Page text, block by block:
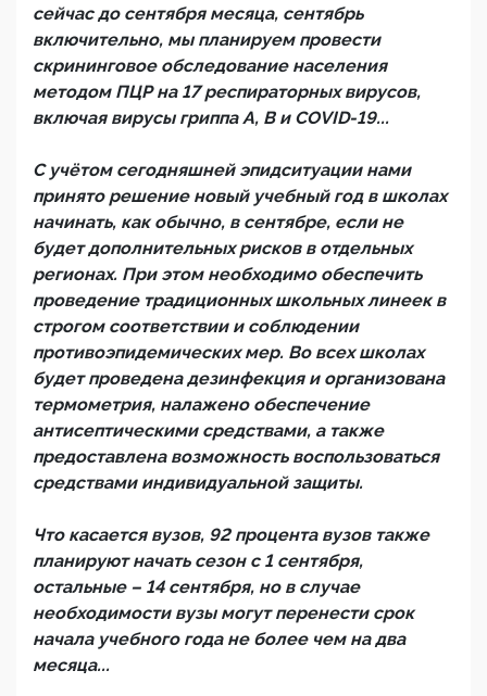
сейчас до сентября месяца, сентябрь
включительно, мы планируем провести
скрининговое обследование населения
методом ПЦР на 17 респираторных вирусов,
включая вирусы гриппа А, В и COVID-19...
С учётом сегодняшней эпидситуации нами
принято решение новый учебный год в школах
начинать, как обычно, в сентябре, если не
будет дополнительных рисков в отдельных
регионах. При этом необходимо обеспечить
проведение традиционных школьных линеек в
строгом соответствии и соблюдении
противоэпидемических мер. Во всех школах
будет проведена дезинфекция и организована
термометрия, налажено обеспечение
антисептическими средствами, а также
предоставлена возможность воспользоваться
средствами индивидуальной защиты.
Что касается вузов, 92 процента вузов также
планируют начать сезон с 1 сентября,
остальные – 14 сентября, но в случае
необходимости вузы могут перенести срок
начала учебного года не более чем на два
месяца...